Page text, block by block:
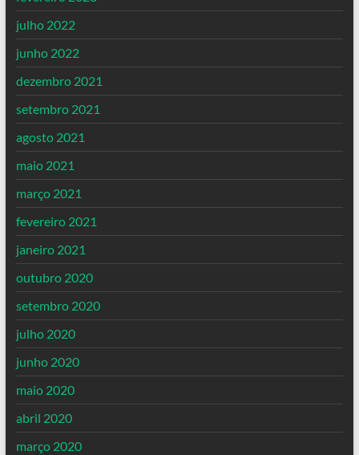
julho 2022
junho 2022
dezembro 2021
setembro 2021
agosto 2021
maio 2021
março 2021
fevereiro 2021
janeiro 2021
outubro 2020
setembro 2020
julho 2020
junho 2020
maio 2020
abril 2020
março 2020